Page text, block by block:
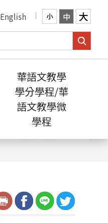
English 小 中 大
華語文教學
學分學程/華
語文教學微
學程